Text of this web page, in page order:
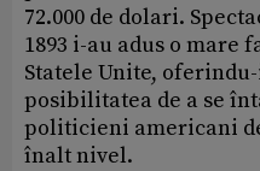
72.000 de dolari.
1893 i-au adus o mare
Statele Unite,
posibilitatea de a se
politicieni americani
înalt nivel.